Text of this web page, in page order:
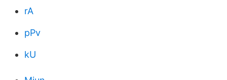
rA
pPv
kU